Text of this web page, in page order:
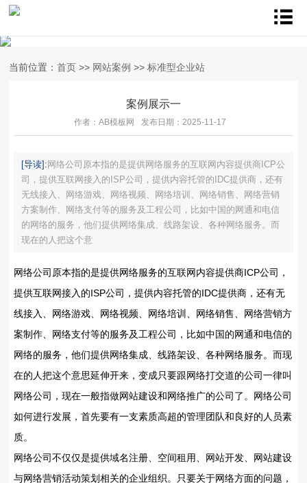
当前位置： 首页 >> 网站案例 >> 标准型企业站
案例展示一
作者：AB模板网 发布日期：2025-11-17
[导读]:网络公司原本指的是提供网络服务的互联网内容提供商ICP公
司，提供互联网接入的ISP公司，提供内容托管的IDC提供商，还有
无线接入、网络游戏、网络视频、网络培训、网络销售、网络营销
方案制作、网络支付等的服务及工程公司，比如中国的网通和电信
的网络的服务，他们提供网络集成、线路架设、各种网络服务。而
现在的人把这个意
网络公司原本指的是提供网络服务的互联网内容提供商ICP公司，
提供互联网接入的ISP公司，提供内容托管的IDC提供商，还有无
线接入、网络游戏、网络视频、网络培训、网络销售、网络营销方
案制作、网络支付等的服务及工程公司，比如中国的网通和电信的
网络的服务，他们提供网络集成、线路架设、各种网络服务。而现
在的人把这个意思延伸开来，变成只要跟网络打交道的公司一律叫
网络公司，现在一般指做网站建设和网络推广的公司了。网络公司
如何进行发展，首先要有一支素质高超的管理团队和良好的人员素
质。
网络公司不仅仅是提供域名注册、空间租用、网站开发、网站建设
与网络营销活动策划相关的企业组织。只要关于网络方面的问题，